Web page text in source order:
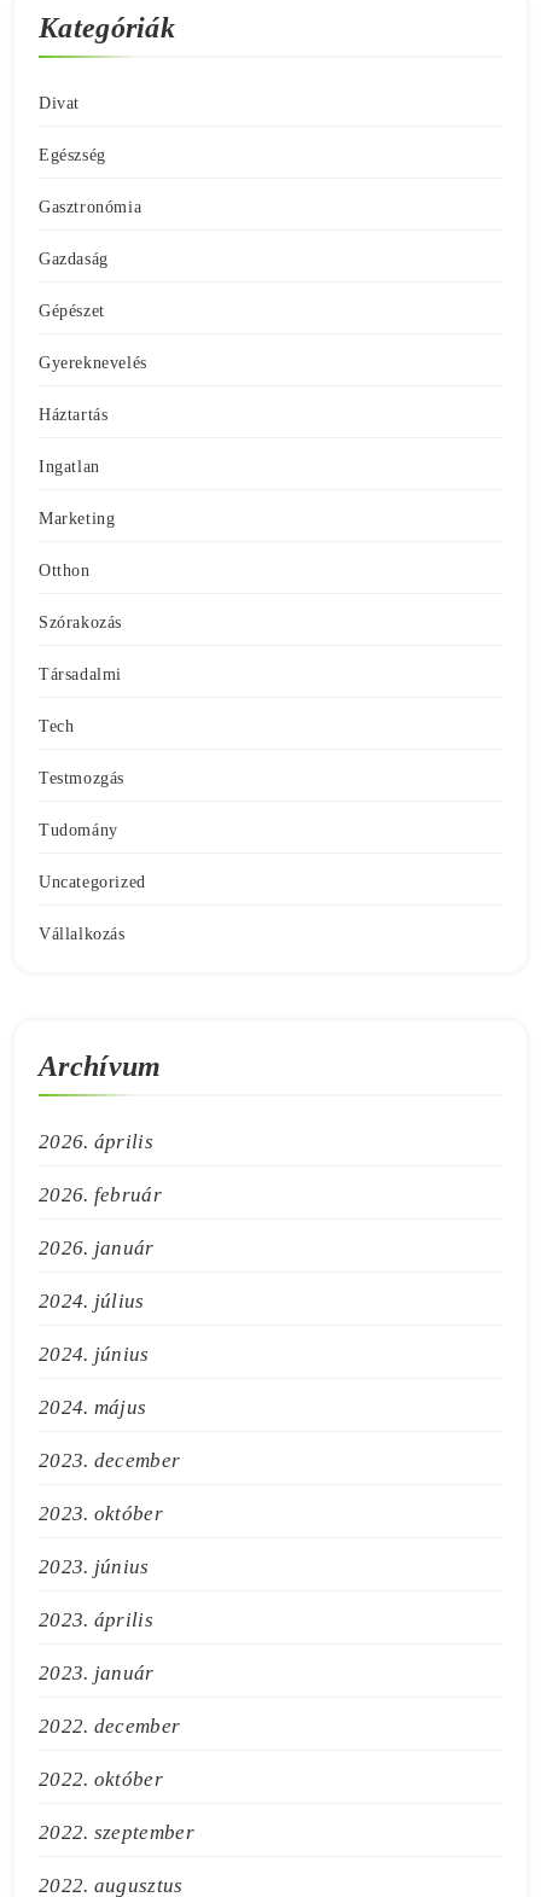
Kategóriák
Divat
Egészség
Gasztronómia
Gazdaság
Gépészet
Gyereknevelés
Háztartás
Ingatlan
Marketing
Otthon
Szórakozás
Társadalmi
Tech
Testmozgás
Tudomány
Uncategorized
Vállalkozás
Archívum
2026. április
2026. február
2026. január
2024. július
2024. június
2024. május
2023. december
2023. október
2023. június
2023. április
2023. január
2022. december
2022. október
2022. szeptember
2022. augusztus